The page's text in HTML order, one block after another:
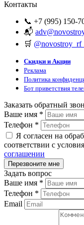
Контакты
📞 +7 (995) 150-
📬
🛒
Скидки и Акции
Реклама
Политика
Бот приветствия
Заказать обратный
Ваше имя *
Телефон *
Я согласен на
соответствии с
соглашении
Задать вопрос
Ваше имя *
Телефон *
Email